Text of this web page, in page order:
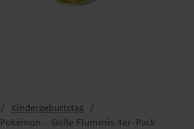
Kindergeburtstag
Pokémon - Goße Flummis 4er-Pack